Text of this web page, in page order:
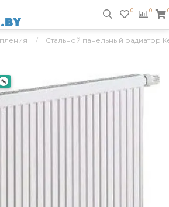
0 0
Стальной панельный радиатор